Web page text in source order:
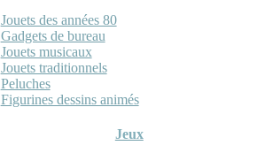
Jouets des années 80
Gadgets de bureau
Jouets musicaux
Jouets traditionnels
Peluches
Figurines dessins animés
Jeux